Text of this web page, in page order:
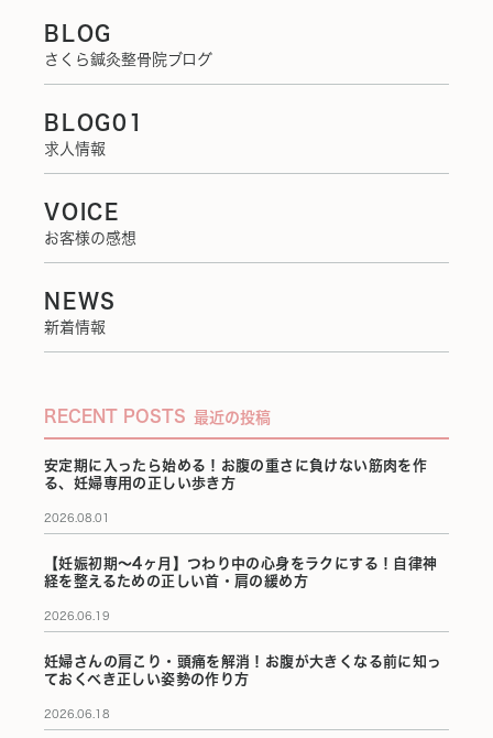
BLOG
さくら鍼灸整骨院ブログ
BLOG01
求人情報
VOICE
お客様の感想
NEWS
新着情報
RECENT POSTS 最近の投稿
安定期に入ったら始める！お腹の重さに負けない筋肉を作
る、妊婦専用の正しい歩き方
2026.08.01
【妊娠初期〜4ヶ月】つわり中の心身をラクにする！自律神
経を整えるための正しい首・肩の緩め方
2026.06.19
妊婦さんの肩こり・頭痛を解消！お腹が大きくなる前に知っ
ておくべき正しい姿勢の作り方
2026.06.18